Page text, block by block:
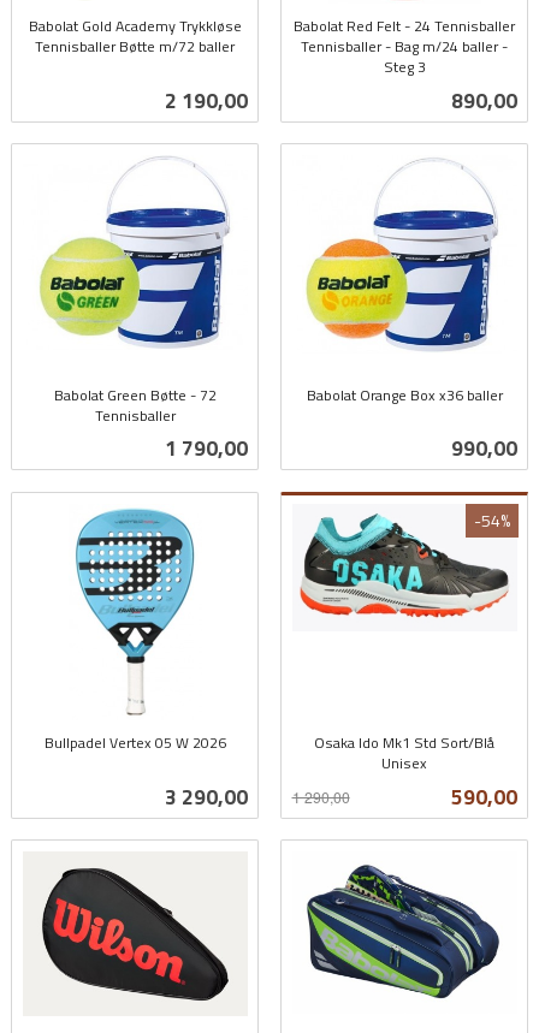
Babolat Gold Academy Trykkløse
Tennisballer Bøtte m/72 baller
Pris
2 190,00
Babolat Red Felt - 24 Tennisballer
Tennisballer - Bag m/24 baller -
Steg 3
Pris
890,00
Babolat Green Bøtte - 72
Tennisballer
Pris
1 790,00
Babolat Orange Box x36 baller
Pris
990,00
Bullpadel Vertex 05 W 2026
Pris
3 290,00
Osaka Ido Mk1 Std Sort/Blå
Unisex
Tilbud
590,00
1 290,00
-54%
mva.